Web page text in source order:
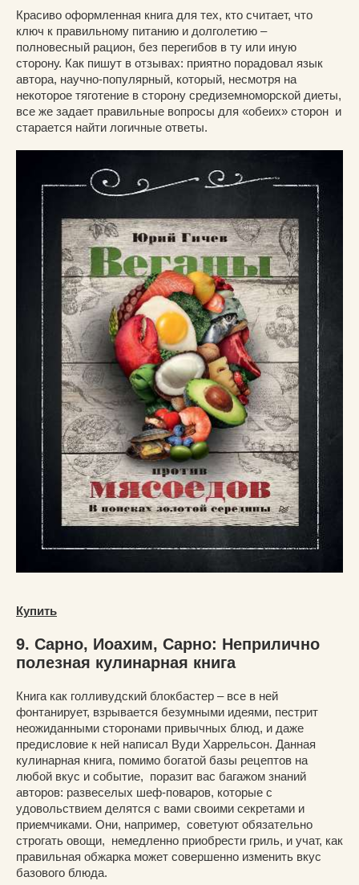
Красиво оформленная книга для тех, кто считает, что
ключ к правильному питанию и долголетию –
полновесный рацион, без перегибов в ту или иную
сторону. Как пишут в отзывах: приятно порадовал язык
автора, научно-популярный, который, несмотря на
некоторое тяготение в сторону средиземноморской диеты,
все же задает правильные вопросы для «обеих» сторон и
старается найти логичные ответы.
Купить
9. Сарно, Иоахим, Сарно: Неприлично
полезная кулинарная книга
Книга как голливудский блокбастер – все в ней
фонтанирует, взрывается безумными идеями, пестрит
неожиданными сторонами привычных блюд, и даже
предисловие к ней написал Вуди Харрельсон. Данная
кулинарная книга, помимо богатой базы рецептов на
любой вкус и событие, поразит вас багажом знаний
авторов: развеселых шеф-поваров, которые с
удовольствием делятся с вами своими секретами и
приемчиками. Они, например, советуют обязательно
строгать овощи, немедленно приобрести гриль, и учат, как
правильная обжарка может совершенно изменить вкус
базового блюда.